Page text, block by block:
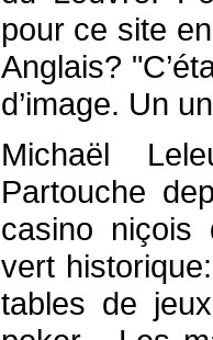
pour ce site
Anglais?
d’image. Un
Michaël
Partouche
casino niçois
vert
tables de